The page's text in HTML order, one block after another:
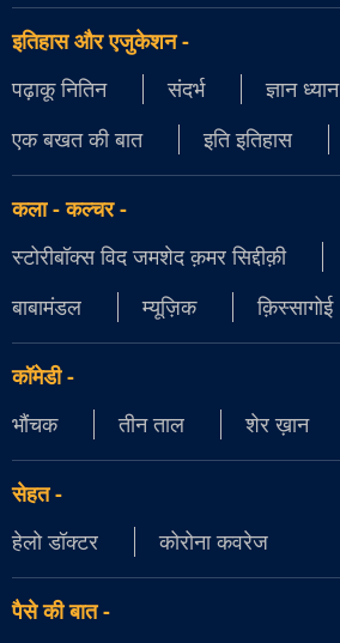
इतिहास और एजुकेशन-
पढ़ाकू नितिन
संदर्भ
ज्ञान ध्यान
एक बखत की बात
इति इतिहास
कला - कल्चर-
स्टोरीबॉक्स विद जमशेद क़मर सिद्दीक़ी
बाबामंडल
म्यूज़िक क़िस्सागोई
कॉमेडी-
भौंचक
तीन ताल शेर ख़ान
सेहत-
हेलो डॉक्टर
कोरोना कवरेज
पैसे की बात-